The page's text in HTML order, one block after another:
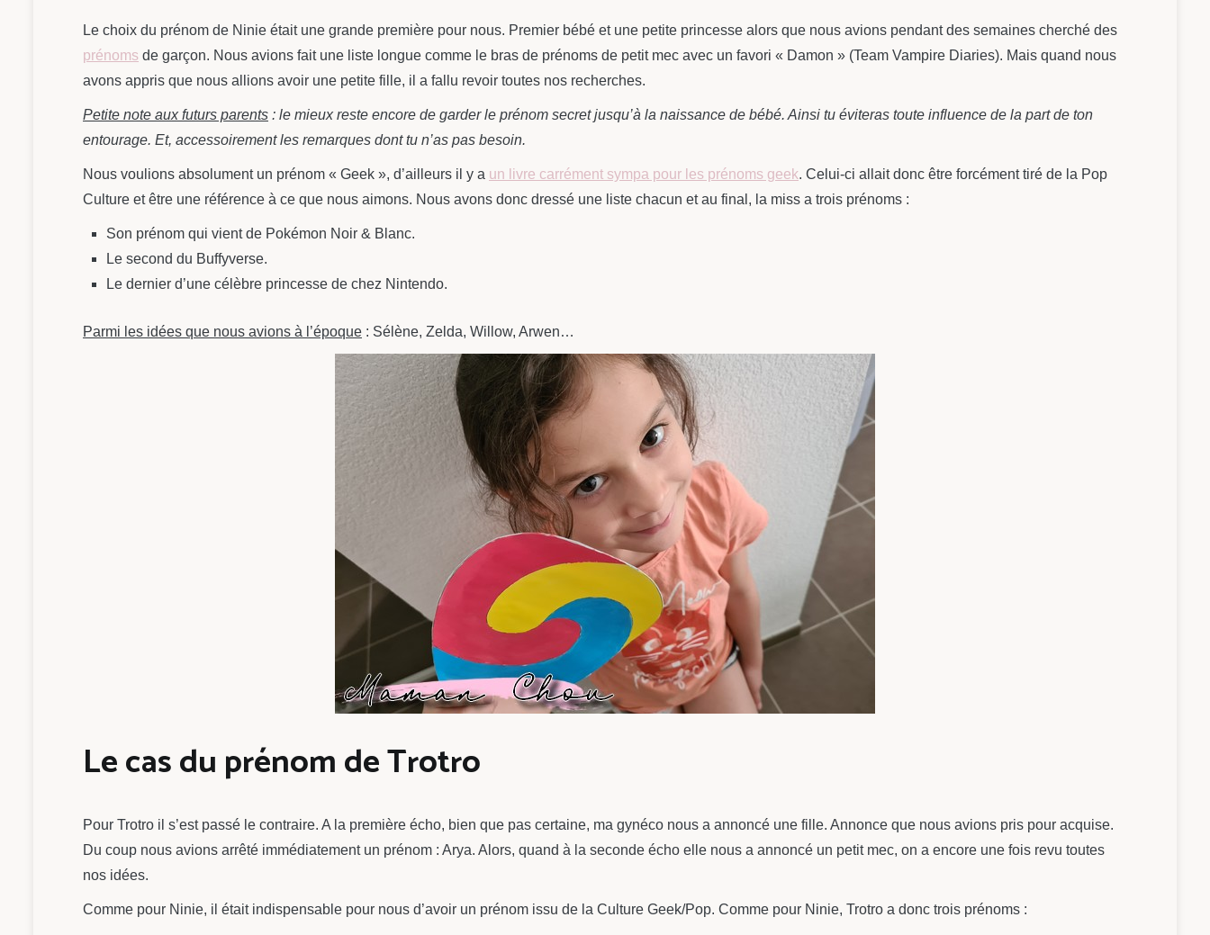
Le choix du prénom de Ninie était une grande première pour nous. Premier bébé et une petite princesse alors que nous avions pendant des semaines cherché des
prénoms de garçon. Nous avions fait une liste longue comme le bras de prénoms de petit mec avec un favori « Damon » (Team Vampire Diaries). Mais quand nous
avons appris que nous allions avoir une petite fille, il a fallu revoir toutes nos recherches.
Petite note aux futurs parents : le mieux reste encore de garder le prénom secret jusqu’à la naissance de bébé. Ainsi tu éviteras toute influence de la part de ton
entourage. Et, accessoirement les remarques dont tu n’as pas besoin.
Nous voulions absolument un prénom « Geek », d’ailleurs il y a un livre carrément sympa pour les prénoms geek. Celui-ci allait donc être forcément tiré de la Pop
Culture et être une référence à ce que nous aimons. Nous avons donc dressé une liste chacun et au final, la miss a trois prénoms :
Son prénom qui vient de Pokémon Noir & Blanc.
Le second du Buffyverse.
Le dernier d’une célèbre princesse de chez Nintendo.
Parmi les idées que nous avions à l’époque : Sélène, Zelda, Willow, Arwen…
Le cas du prénom de Trotro
Pour Trotro il s’est passé le contraire. A la première écho, bien que pas certaine, ma gynéco nous a annoncé une fille. Annonce que nous avions pris pour acquise.
Du coup nous avions arrêté immédiatement un prénom : Arya. Alors, quand à la seconde écho elle nous a annoncé un petit mec, on a encore une fois revu toutes
nos idées.
Comme pour Ninie, il était indispensable pour nous d’avoir un prénom issu de la Culture Geek/Pop. Comme pour Ninie, Trotro a donc trois prénoms :